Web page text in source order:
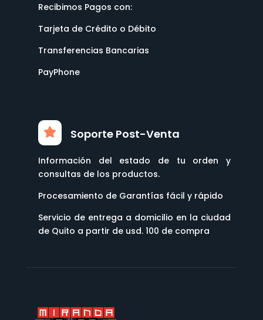
Recibimos Pagos con:
Tarjeta de Crédito o Débito
Transferencias Bancarias
PayPhone
Soporte Post-Venta
Información del estado de tu orden y
consultas de los productos.
Procesamiento de Garantías fácil y rápido
Servicio de entrega a domicilio en la ciudad
de Quito a partir de usd. 100 de compra